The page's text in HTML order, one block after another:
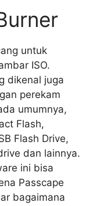
untuk
ISO.
dikenal juga
perekam
umumnya,
Flash,
Flash Drive,
dan lainnya.
ini bisa
Passcape
bagaimana